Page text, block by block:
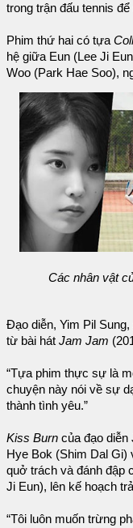
trong trận đấu tennis
Phim thứ hai có tựa
hệ giữa Eun (Lee Ji
Woo (Park Hae Soo),
Các nhân vật
Đạo diễn, Yim Pil
từ bài hát Jam Jam
“Tựa phim thực sự là
chuyện này nói về sự
thành tình yêu.”
Kiss Burn của đạo diễn
Hye Bok (Shim Dal Gi)
quở trách và đánh đập
Ji Eun), lên kế hoạch
“Tôi luôn muốn trừng